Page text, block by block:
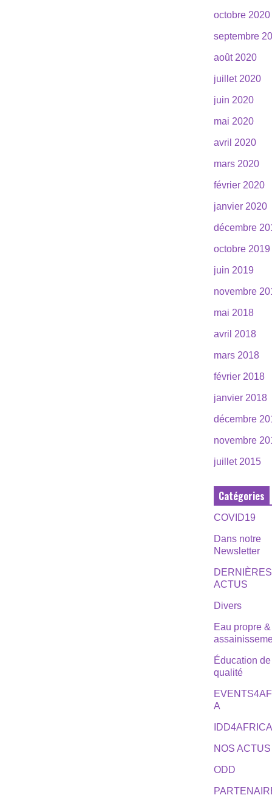
octobre 2020
septembre
août 2020
juillet 2020
juin 2020
mai 2020
avril 2020
mars 2020
février 2020
janvier 2020
décembre
octobre 2019
juin 2019
novembre
mai 2018
avril 2018
mars 2018
février 2018
janvier 2018
décembre
novembre
juillet 2015
Catégories
COVID19
Dans notre
Newsletter
DERNIÈRES
ACTUS
Divers
Eau propre &
Éducation de
qualité
A
NOS ACTUS
ODD